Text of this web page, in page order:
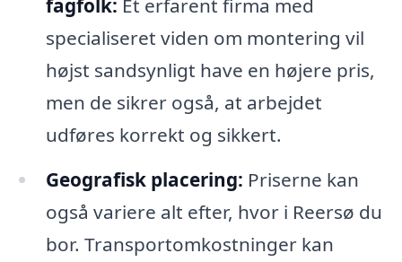
fagfolk: Et erfarent firma med
specialiseret viden om montering vil
højst sandsynligt have en højere pris,
men de sikrer også, at arbejdet
udføres korrekt og sikkert.
Geografisk placering: Priserne kan
også variere alt efter, hvor i Reersø du
bor. Transportomkostninger kan